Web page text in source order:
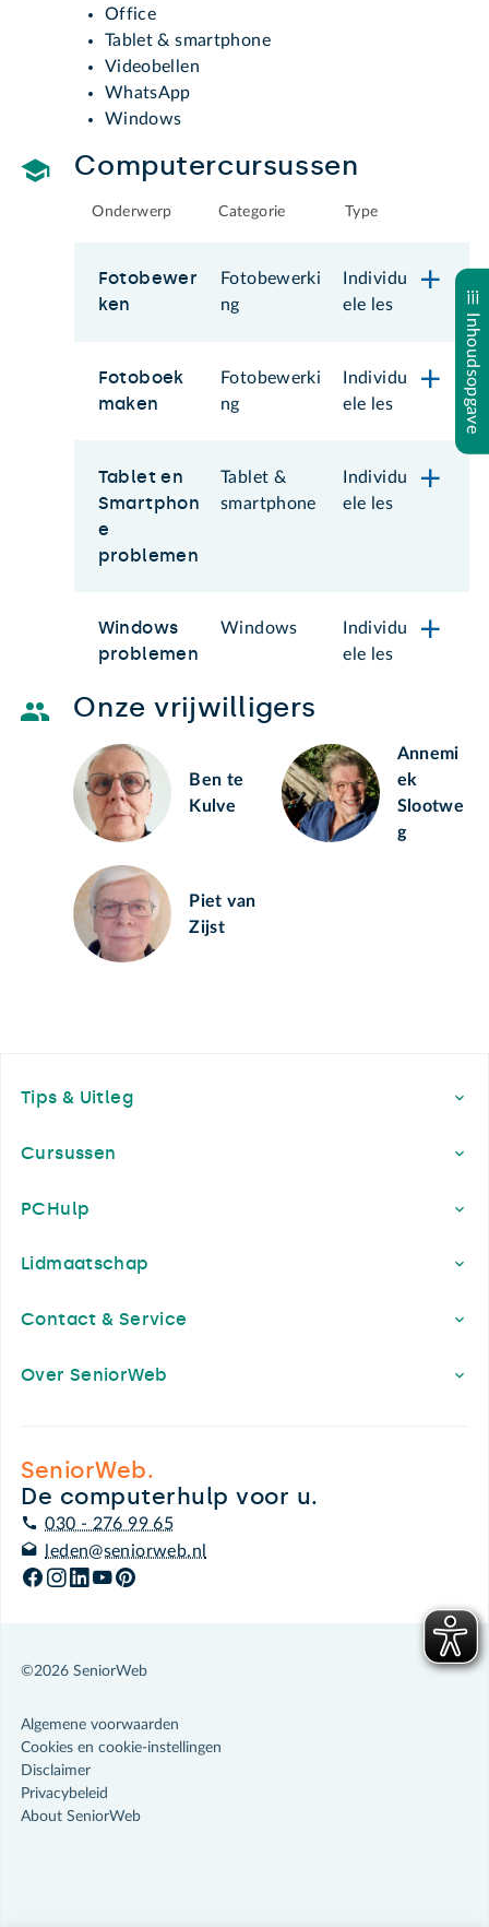
Inhoudsopgave
Office
Tablet & smartphone
Videobellen
WhatsApp
Windows
Computercursussen
Onderwerp Categorie Type
Fotobewer
ken
Fotobewerki
ng
Individu
ele les
Fotoboek
maken
Fotobewerki
ng
Individu
ele les
Tablet en
Smartphon
e
problemen
Tablet &
smartphone
Individu
ele les
Windows
problemen
Windows
Individu
ele les
Onze vrijwilligers
Ben te
Kulve
Annemi
ek
Slootwe
g
Piet van
Zijst
Tips & Uitleg
Cursussen
PCHulp
Lidmaatschap
Contact & Service
Over SeniorWeb
SeniorWeb.
De computerhulp voor u.
030 - 276 99 65
leden@seniorweb.nl
©2026 SeniorWeb
Algemene voorwaarden
Cookies en cookie-instellingen
Disclaimer
Privacybeleid
About SeniorWeb